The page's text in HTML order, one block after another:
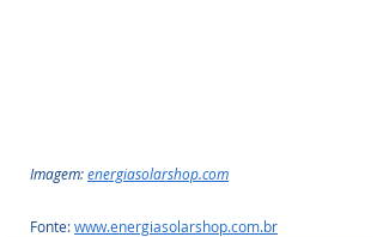
Imagem: energiasolarshop.com
Fonte: www.energiasolarshop.com.br